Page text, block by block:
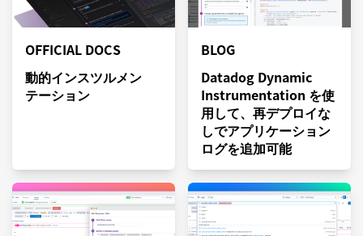
OFFICIAL DOCS
動的インスツルメン
テーション
BLOG
Datadog Dynamic
Instrumentation を使
用して、再デプロイな
しでアプリケーション
ログを追加可能